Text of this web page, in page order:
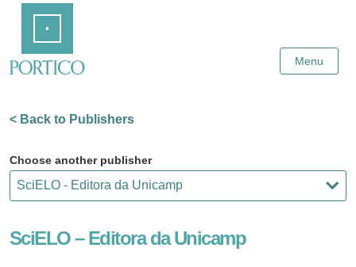
Content
Menu
< Back to Publishers
Choose another publisher
SciELO – Editora da Unicamp